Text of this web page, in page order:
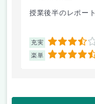
授業後半のレポー
充実 3.5
楽単 4.5